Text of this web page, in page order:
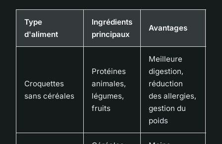
Type
d'aliment
Ingrédients
principaux
Avantages
Croquettes
sans céréales
Protéines
animales,
légumes,
fruits
Meilleure
digestion,
réduction
des allergies,
gestion du
poids